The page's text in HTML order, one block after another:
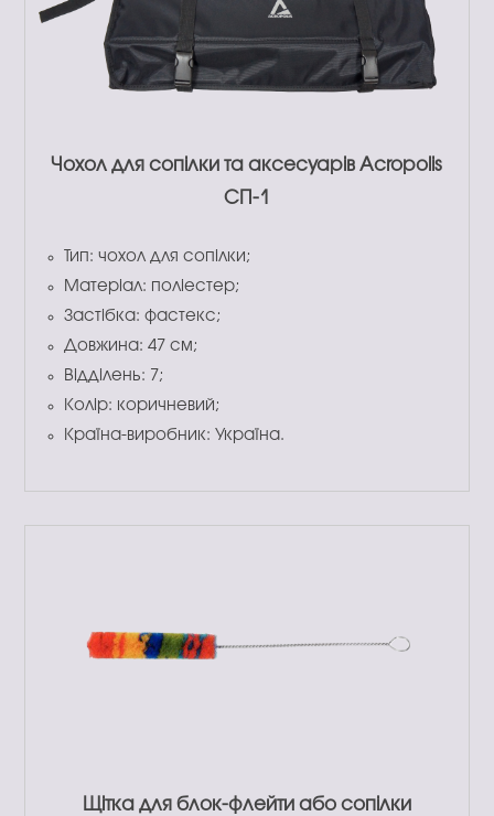
Чохол для сопілки та аксесуарів Acropolis
СП-1
Тип: чохол для сопілки;
Матеріал: поліестер;
Застібка: фастекс;
Довжина: 47 см;
Відділень: 7;
Колір: коричневий;
Країна-виробник: Україна.
Щітка для блок-флейти або сопілки